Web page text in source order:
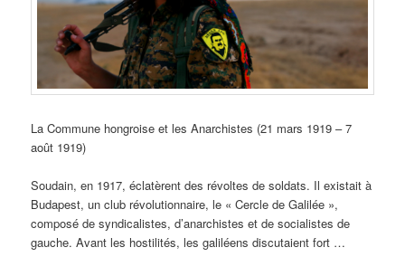
La Commune hongroise et les Anarchistes (21 mars 1919 – 7
août 1919)
Soudain, en 1917, éclatèrent des révoltes de soldats. Il existait à
Budapest, un club révolutionnaire, le « Cercle de Galilée »,
composé de syndicalistes, d’anarchistes et de socialistes de
gauche. Avant les hostilités, les galiléens discutaient fort …